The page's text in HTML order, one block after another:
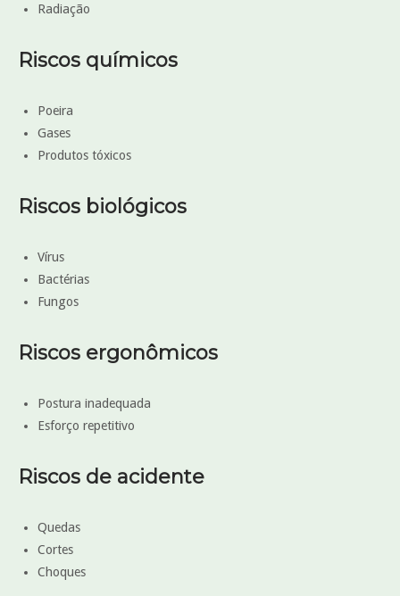
Radiação
Riscos químicos
Poeira
Gases
Produtos tóxicos
Riscos biológicos
Vírus
Bactérias
Fungos
Riscos ergonômicos
Postura inadequada
Esforço repetitivo
Riscos de acidente
Quedas
Cortes
Choques